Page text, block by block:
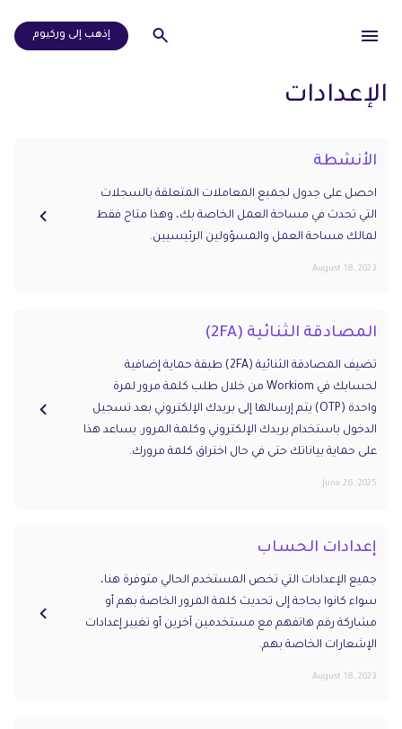
إذهب إلى وركيوم
الإعدادات
الأنشطة
احصل على جدول لجميع المعاملات المتعلقة بالسجلات
التي تحدث في مساحة العمل الخاصة بك، وهذا متاح فقط
لمالك مساحة العمل والمسؤولين الرئيسيين.
August 18, 2023
المصادقة الثنائية (2FA)
تضيف المصادقة الثنائية (2FA) طبقة حماية إضافية
لحسابك في Workiom من خلال طلب كلمة مرور لمرة
واحدة (OTP) يتم إرسالها إلى بريدك الإلكتروني بعد تسجيل
الدخول باستخدام بريدك الإلكتروني وكلمة المرور. يساعد هذا
على حماية بياناتك حتى في حال اختراق كلمة مرورك.
June 26, 2025
إعدادات الحساب
جميع الإعدادات التي تخص المستخدم الحالي متوفرة هنا،
سواء كانوا بحاجة إلى تحديث كلمة المرور الخاصة بهم أو
مشاركة رقم هاتفهم مع مستخدمين آخرين أو تغيير إعدادات
الإشعارات الخاصة بهم.
August 18, 2023